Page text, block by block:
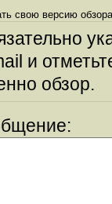
свою версию
и
обзор.